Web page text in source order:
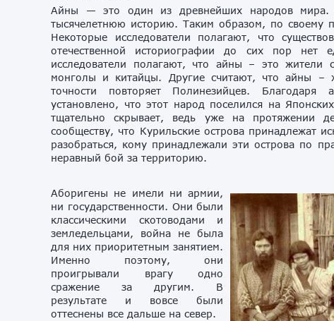
Айны — это один из древнейших народов мира.
тысячелетнюю историю. Таким образом, по своему
Некоторые исследователи полагают, что
отечественной историографии до сих пор
исследователи полагают, что айны – это жители
монголы и китайцы. Другие считают, что айны –
точности повторяет Полинезийцев. Благодаря
установлено, что этот народ поселился на
тщательно скрывает, ведь уже на протяжении
сообществу, что Курильские острова принадлежат
разобраться, кому принадлежали эти острова по
неравный бой за территорию.
Аборигены не имели ни армии,
ни государственности. Они были
классическими скотоводами и
земледельцами, война не была
для них приоритетным занятием.
Именно поэтому, они
проигрывали врагу одно
сражение за другим. В
результате и вовсе были
оттеснены все дальше на север.